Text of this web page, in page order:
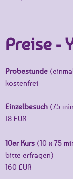
Preise -
Probestunde
kostenfrei
Einzelbesuch (75
18 EUR
10er Kurs (10 x 75
bitte erfragen)
160 EUR